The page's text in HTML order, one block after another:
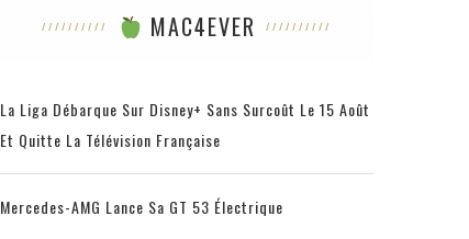
MAC4EVER
La Liga Débarque Sur Disney+ Sans Surcoût Le 15 Août
Et Quitte La Télévision Française
Mercedes-AMG Lance Sa GT 53 Électrique